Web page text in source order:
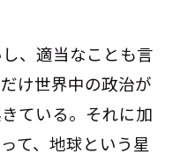
、適当なことも言
け世界中の政治が
ている。それに加
て、地球という星